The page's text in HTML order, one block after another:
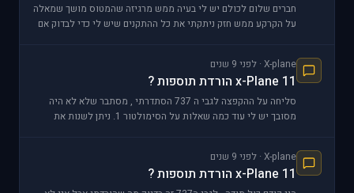
חברים שלום לכולם יש לי בעיה ממש מרגיזה שהמטוס מושך שמאלה
על הקרקע ממש חזק ניתקתי את כל ההתקנים שיש לי כדי לבדוק אם
X-plane · לפני 9 שנים
x-Plane 11 הורדת תוספות ?
סליחה על ההקפצה לגבי ה 737 הסתדרתי , מסתבר שלא לא היה
מסובך יש לי עוד כמה שאלות על הסימולטור 1. ניתן לשנות את
X-plane · לפני 9 שנים
x-Plane 11 הורדת תוספות ?